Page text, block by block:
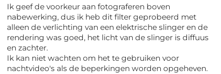
Ik geef de voorkeur aan fotograferen boven
nabewerking, dus ik heb dit filter geprobeerd met
alleen de verlichting van een elektrische slinger en de
rendering was goed, het licht van de slinger is diffuus
en zachter.
Ik kan niet wachten om het te gebruiken voor
nachtvideo's als de beperkingen worden opgeheven.